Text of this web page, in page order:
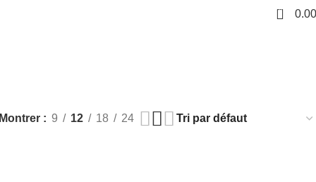
0 0.00
Montrer 9 12 18 24